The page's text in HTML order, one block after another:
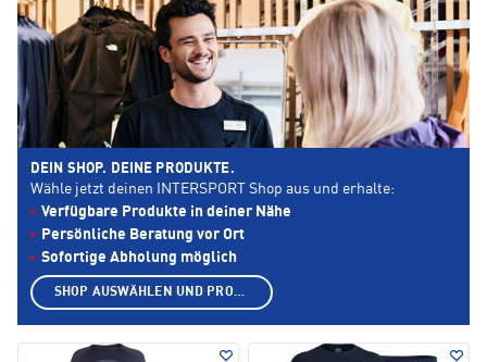
DEIN SHOP. DEINE PRODUKTE.
Wähle jetzt deinen INTERSPORT Shop aus und erhalte:
Verfügbare Produkte in deiner Nähe
Persönliche Beratung vor Ort
Sofortige Abholung möglich
SHOP AUSWÄHLEN UND PRODUKTE ANZEIGEN